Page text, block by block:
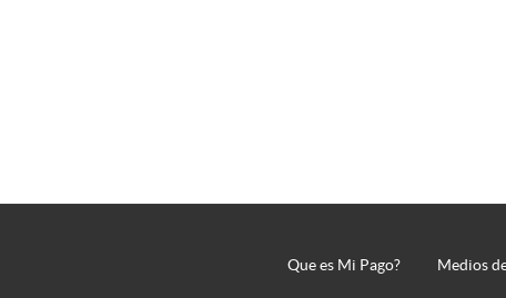
Que es Mi Pago? Medios